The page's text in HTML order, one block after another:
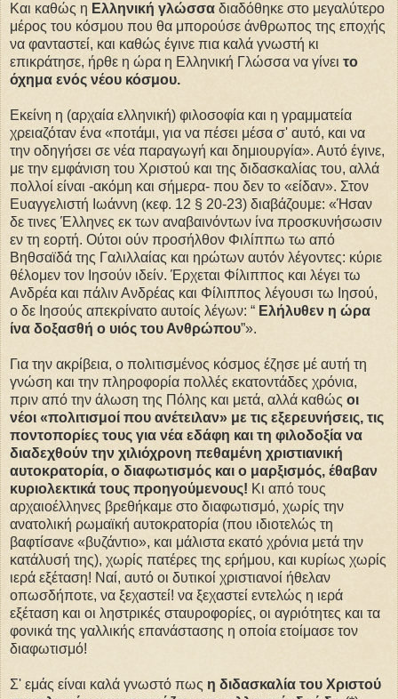
Και καθώς η Ελληνική γλώσσα διαδόθηκε στο μεγαλύτερο
μέρος του κόσμου που θα μπορούσε άνθρωπος της εποχής
να φανταστεί, και καθώς έγινε πια καλά γνωστή κι
επικράτησε, ήρθε η ώρα η Ελληνική Γλώσσα να γίνει το
όχημα ενός νέου κόσμου.
Εκείνη η (αρχαία ελληνική) φιλοσοφία και η γραμματεία
χρειαζόταν ένα «ποτάμι, για να πέσει μέσα σ' αυτό, και να
την οδηγήσει σε νέα παραγωγή και δημιουργία». Αυτό έγινε,
με την εμφάνιση του Χριστού και της διδασκαλίας του, αλλά
πολλοί είναι -ακόμη και σήμερα- που δεν το «είδαν». Στον
Ευαγγελιστή Ιωάννη (κεφ. 12 § 20-23) διαβάζουμε: «Ήσαν
δε τινες Έλληνες εκ των αναβαινόντων ίνα προσκυνήσωσιν
εν τη εορτή. Ούτοι ούν προσήλθον Φιλίππω τω από
Βηθσαϊδά της Γαλιλλαίας και ηρώτων αυτόν λέγοντες: κύριε
θέλομεν τον Ιησούν ιδείν. Έρχεται Φίλιππος και λέγει τω
Ανδρέα και πάλιν Ανδρέας και Φίλιππος λέγουσι τω Ιησού,
ο δε Ιησούς απεκρίνατο αυτοίς λέγων: “ Ελήλυθεν η ώρα
ίνα δοξασθή ο υιός του Ανθρώπου”».
Για την ακρίβεια, ο πολιτισμένος κόσμος έζησε μέ αυτή τη
γνώση και την πληροφορία πολλές εκατοντάδες χρόνια,
πριν από την άλωση της Πόλης και μετά, αλλά καθώς οι
νέοι «πολιτισμοί που ανέτειλαν» με τις εξερευνήσεις, τις
ποντοπορίες τους για νέα εδάφη και τη φιλοδοξία να
διαδεχθούν την χιλιόχρονη πεθαμένη χριστιανική
αυτοκρατορία, ο διαφωτισμός και ο μαρξισμός, έθαβαν
κυριολεκτικά τους προηγούμενους! Κι από τους
αρχαιοέλληνες βρεθήκαμε στο διαφωτισμό, χωρίς την
ανατολική ρωμαϊκή αυτοκρατορία (που ιδιοτελώς τη
βαφτίσανε «βυζάντιο», και μάλιστα εκατό χρόνια μετά την
κατάλυσή της), χωρίς πατέρες της ερήμου, και κυρίως χωρίς
ιερά εξέταση! Ναί, αυτό οι δυτικοί χριστιανοί ήθελαν
οπωσδήποτε, να ξεχαστεί! να ξεχαστεί εντελώς η ιερά
εξέταση και οι ληστρικές σταυροφορίες, οι αγριότητες και τα
φονικά της γαλλικής επανάστασης η οποία ετοίμασε τον
διαφωτισμό!
Σ' εμάς είναι καλά γνωστό πως η διδασκαλία του Χριστού